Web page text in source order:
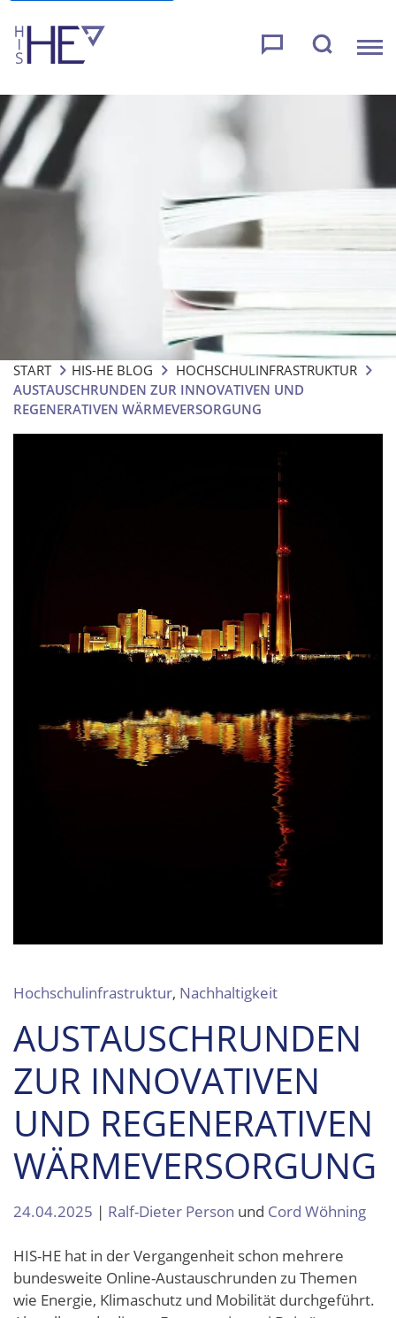
START HIS-HE BLOG
HOCHSCHULINFRASTRUKTUR
AUSTAUSCHRUNDEN ZUR INNOVATIVEN UND
REGENERATIVEN WÄRMEVERSORGUNG
Hochschulinfrastruktur, Nachhaltigkeit
AUSTAUSCHRUNDEN
ZUR INNOVATIVEN
UND REGENERATIVEN
WÄRMEVERSORGUNG
24.04.2025 | Ralf-Dieter Person und Cord Wöhning
HIS-HE hat in der Vergangenheit schon mehrere
bundesweite Online-Austausch­runden zu Themen
wie Energie, Klima­schutz und Mobilität durchgeführt.